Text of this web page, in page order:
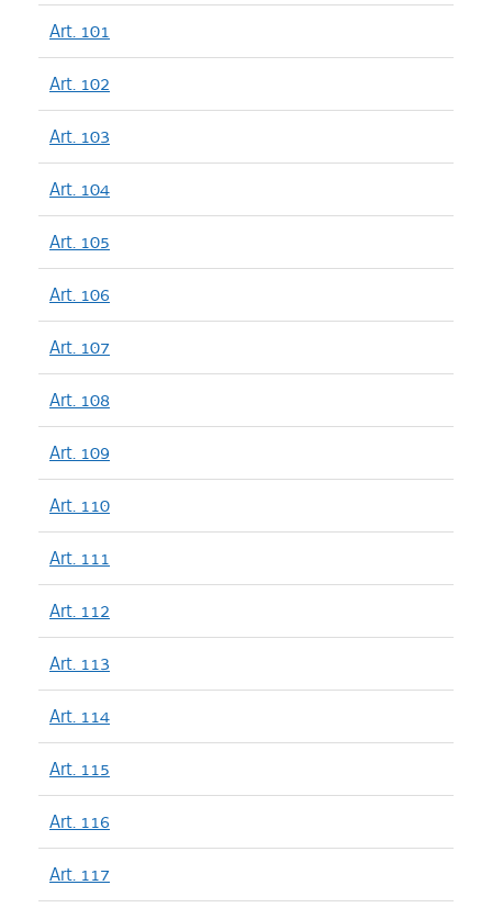
Art. 101
Art. 102
Art. 103
Art. 104
Art. 105
Art. 106
Art. 107
Art. 108
Art. 109
Art. 110
Art. 111
Art. 112
Art. 113
Art. 114
Art. 115
Art. 116
Art. 117